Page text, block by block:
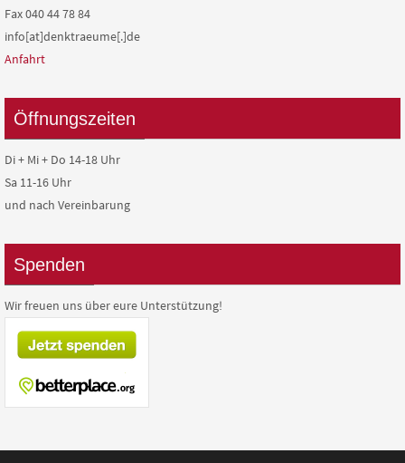
Fax 040 44 78 84
info[at]denktraeume[.]de
Anfahrt
Öffnungszeiten
Di + Mi + Do 14-18 Uhr
Sa 11-16 Uhr
und nach Vereinbarung
Spenden
Wir freuen uns über eure Unterstützung!